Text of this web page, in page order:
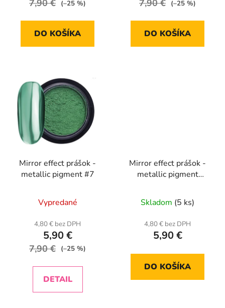
7,90 € (–25 %)
DO KOŠÍKA
7,90 € (–25 %)
DO KOŠÍKA
Mirror effect prášok -
metallic pigment #7
Vypredané
4,80 € bez DPH
5,90 €
7,90 € (–25 %)
DETAIL
Mirror effect prášok -
metallic pigment
Skladom (5 ks)
4,80 € bez DPH
5,90 €
DO KOŠÍKA